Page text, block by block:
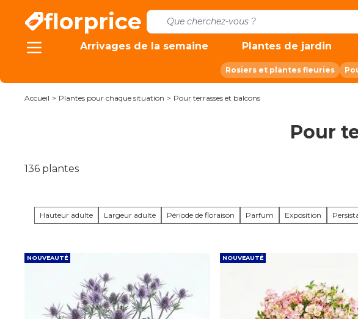
florprice
Arrivages de la semaine Plantes de jardin
Rosiers et plantes fleuries
Accueil > Plantes pour chaque situation > Pour terrasses et balcons
Pour
136 plantes
Hauteur adulte Largeur adulte Période de floraison Parfum Exposition
NOUVEAUTÉ NOUVEAUTÉ